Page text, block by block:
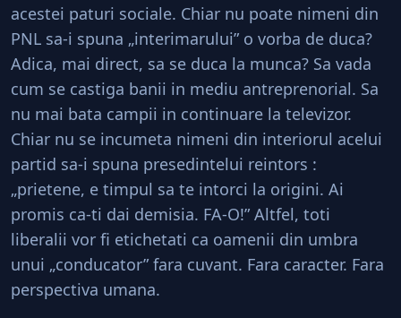
acestei paturi sociale. Chiar nu poate nimeni din
PNL sa-i spuna „interimarului” o vorba de duca?
Adica, mai direct, sa se duca la munca? Sa vada
cum se castiga banii in mediu antreprenorial. Sa
nu mai bata campii in continuare la televizor.
Chiar nu se incumeta nimeni din interiorul acelui
partid sa-i spuna presedintelui reintors :
„prietene, e timpul sa te intorci la origini. Ai
promis ca-ti dai demisia. FA-O!” Altfel, toti
liberalii vor fi etichetati ca oamenii din umbra
unui „conducator” fara cuvant. Fara caracter. Fara
perspectiva umana.